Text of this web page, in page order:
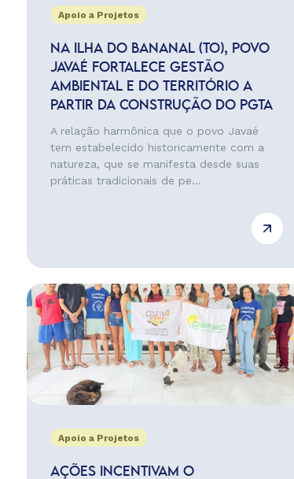
Apoio a Projetos
NA ILHA DO BANANAL (TO), POVO
JAVAÉ FORTALECE GESTÃO
AMBIENTAL E DO TERRITÓRIO A
PARTIR DA CONSTRUÇÃO DO PGTA
A relação harmônica que o povo Javaé
tem estabelecido historicamente com a
natureza, que se manifesta desde suas
práticas tradicionais de pe...
Apoio a Projetos
AÇÕES INCENTIVAM O